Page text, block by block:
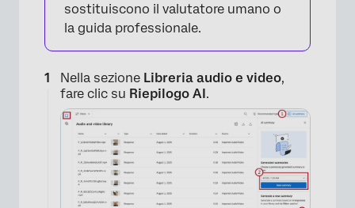
sostituiscono il valutatore umano o
la guida professionale.
Nella sezione Libreria audio e video,
fare clic su Riepilogo AI.